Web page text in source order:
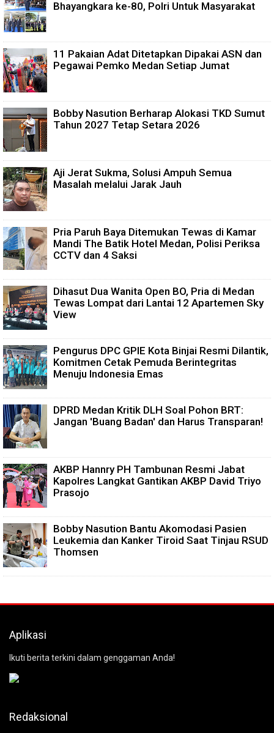
Bhayangkara ke-80, Polri Untuk Masyarakat
11 Pakaian Adat Ditetapkan Dipakai ASN dan
Pegawai Pemko Medan Setiap Jumat
Bobby Nasution Berharap Alokasi TKD Sumut
Tahun 2027 Tetap Setara 2026
Aji Jerat Sukma, Solusi Ampuh Semua
Masalah melalui Jarak Jauh
Pria Paruh Baya Ditemukan Tewas di Kamar
Mandi The Batik Hotel Medan, Polisi Periksa
CCTV dan 4 Saksi
Dihasut Dua Wanita Open BO, Pria di Medan
Tewas Lompat dari Lantai 12 Apartemen Sky
View
Pengurus DPC GPIE Kota Binjai Resmi Dilantik,
Komitmen Cetak Pemuda Berintegritas
Menuju Indonesia Emas
DPRD Medan Kritik DLH Soal Pohon BRT:
Jangan 'Buang Badan' dan Harus Transparan!
AKBP Hannry PH Tambunan Resmi Jabat
Kapolres Langkat Gantikan AKBP David Triyo
Prasojo
Bobby Nasution Bantu Akomodasi Pasien
Leukemia dan Kanker Tiroid Saat Tinjau RSUD
Thomsen
Aplikasi
Ikuti berita terkini dalam genggaman Anda!
Redaksional